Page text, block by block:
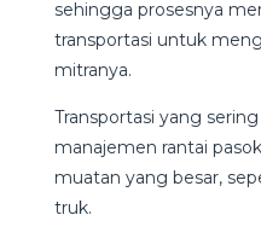
sehingga prosesnya
transportasi untuk
mitranya.
Transportasi yang
manajemen rantai
muatan yang besar,
truk.